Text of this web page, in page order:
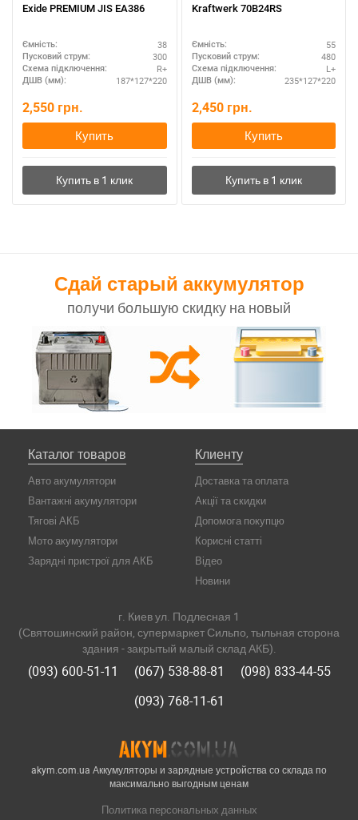
Exide PREMIUM JIS EA386
Ємність: 38
Пусковий струм: 300
Схема підключення: R+
ДШВ (мм): 187*127*220
2,550 грн.
Купить
Kraftwerk 70B24RS
Ємність: 55
Пусковий струм: 480
Схема підключення: L+
ДШВ (мм): 235*127*220
2,450 грн.
Купить
Сдай старый аккумулятор
получи большую скидку на новый
akym.com.ua Аккумуляторы и зарядные устройства со склада по
максимально выгодным ценам
Политика персональных данных
Каталог товаров
Авто акумулятори
Вантажні акумулятори
Тягові АКБ
Мото акумулятори
Зарядні пристрої для АКБ
Клиенту
Доставка та оплата
Акції та скидки
Допомога покупцю
Корисні статті
Відео
Новини
г. Киев ул. Подлесная 1
(Святошинский район, супермаркет Сильпо, тыльная сторона
здания - закрытый малый склад АКБ).
(093) 600-51-11 (067) 538-88-81
(098) 833-44-55
(093) 768-11-61